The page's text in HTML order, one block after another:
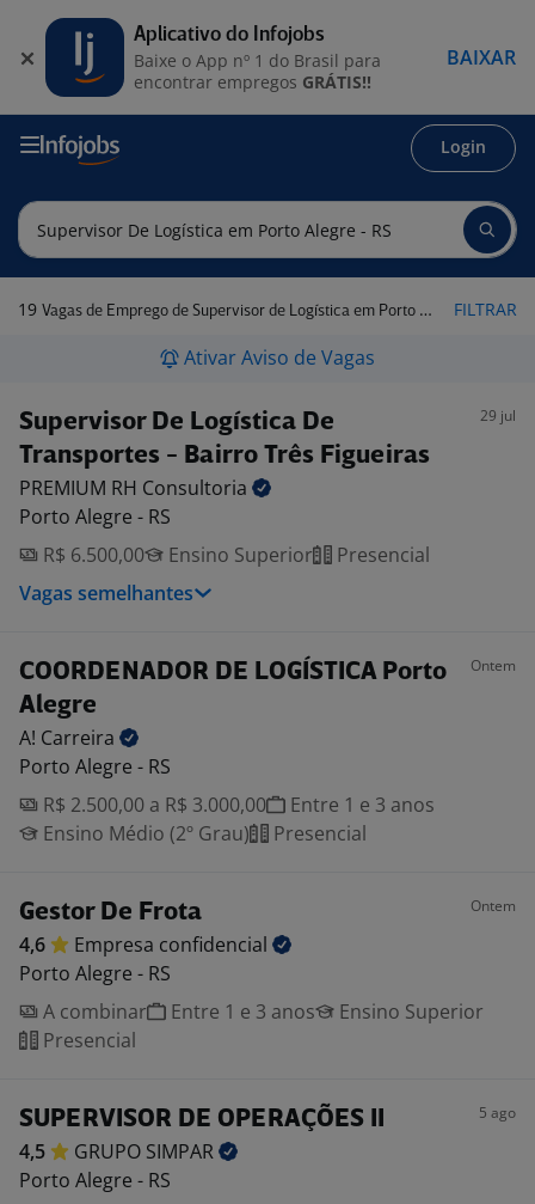
Login
19 Vagas de Emprego de Supervisor de Logística em Porto Alegre - RS FILTRAR
Ativar Aviso de Vagas
Supervisor De Logística De
Transportes - Bairro Três Figueiras
29 jul
PREMIUM RH Consultoria
Porto Alegre - RS
R$ 6.500,00
Ensino Superior
Presencial
Vagas semelhantes
COORDENADOR DE LOGÍSTICA Porto
Alegre
Ontem
A! Carreira
Porto Alegre - RS
R$ 2.500,00 a R$ 3.000,00
Entre 1 e 3 anos
Ensino Médio (2º Grau)
Presencial
Gestor De Frota Ontem
4,6 Empresa confidencial
Porto Alegre - RS
A combinar
Entre 1 e 3 anos
Ensino Superior
Presencial
SUPERVISOR DE OPERAÇÕES II 5 ago
4,5 GRUPO SIMPAR
Porto Alegre - RS
Aplicativo do Infojobs
Baixe o App nº 1 do Brasil para
encontrar empregos GRÁTIS!!
BAIXAR